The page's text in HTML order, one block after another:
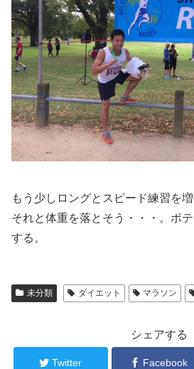
もう少しロングとスピード練習を
それと体重を落とそう・・・。ポ
する。
未分類 ダイエット マラソン
シェアする
Twitter Facebook